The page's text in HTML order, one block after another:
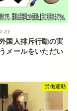
国人排斥行動の実
メールをいただい
労働運動